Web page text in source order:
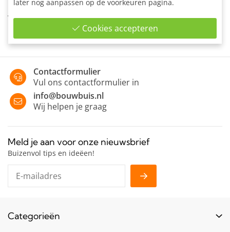
Boeiboordbevestiging met horizontale bevestiging
van vertikale stijlen aan wand, borstwering en trapwand.
Contactformulier
Vul ons contactformulier in
info@bouwbuis.nl
Wij helpen je graag
Meld je aan voor onze nieuwsbrief
Buizenvol tips en ideëen!
Categorieën
later nog aanpassen op de voorkeuren pagina.
Cookies accepteren